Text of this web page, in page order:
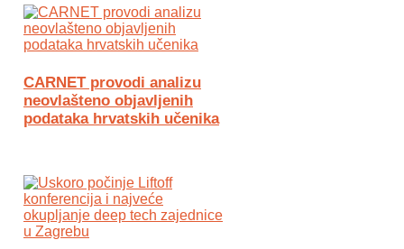
CARNET provodi analizu
neovlašteno objavljenih
podataka hrvatskih učenika